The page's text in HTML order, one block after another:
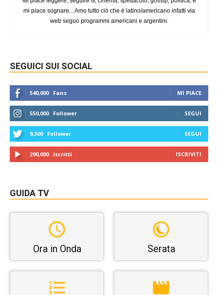
mi piace sognare... Amo tutto ciò che è latino/americano infatti via
web seguo programmi americani e argentini.
SEGUICI SUI SOCIAL
540,000 Fans MI PIACE
550,000 Follower SEGUI
9,300 Follower SEGUI
290,000 Iscritti ISCRIVITI
GUIDA TV
Ora in Onda Serata